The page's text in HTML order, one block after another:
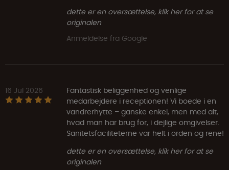
dette er en oversættelse, klik her for at se
originalen
Anmeldelse fra Google
16 Jul 2026
Fantastisk beliggenhed og venlige
medarbejdere i receptionen! Vi boede i en
vandrerhytte – ganske enkel, men med alt,
hvad man har brug for, i dejlige omgivelser.
Sanitetsfaciliteterne var helt i orden og rene!
dette er en oversættelse, klik her for at se
originalen